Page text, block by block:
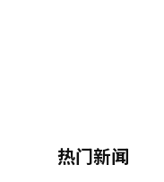
热门新闻